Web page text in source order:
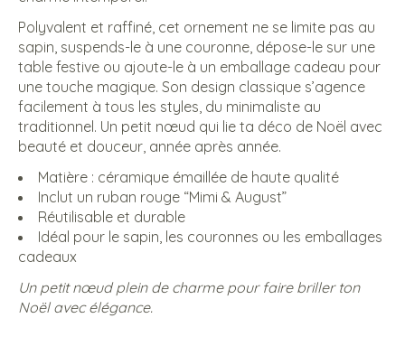
Polyvalent et raffiné, cet ornement ne se limite pas au
sapin, suspends-le à une couronne, dépose-le sur une
table festive ou ajoute-le à un emballage cadeau pour
une touche magique. Son design classique s’agence
facilement à tous les styles, du minimaliste au
traditionnel. Un petit nœud qui lie ta déco de Noël avec
beauté et douceur, année après année.
Matière : céramique émaillée de haute qualité
Inclut un ruban rouge “Mimi & August”
Réutilisable et durable
Idéal pour le sapin, les couronnes ou les emballages
cadeaux
Un petit nœud plein de charme pour faire briller ton
Noël avec élégance.